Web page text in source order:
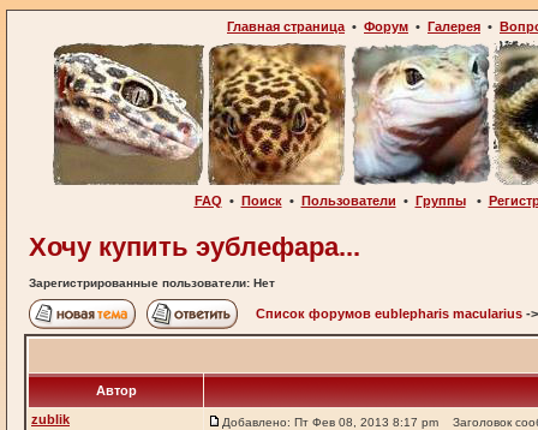
Главная страница • Форум • Галерея •
FAQ • Поиск• Пользователи • Группы•
Хочу купить эублефара...
Зарегистрированные пользователи: Нет
Список форумов eublepharis macularius -
Автор
zublik
Добавлено: Пт Фев 08, 2013 8:17 pm Заголовок